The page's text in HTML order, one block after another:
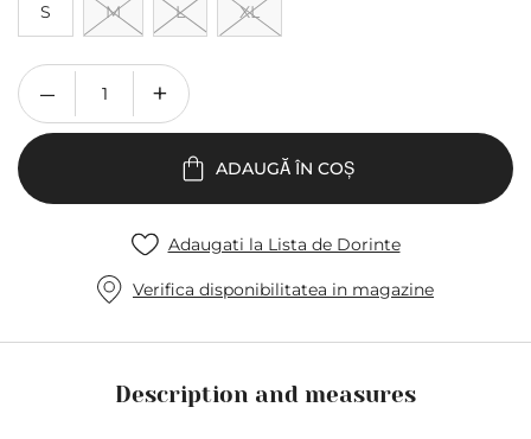
S M L XL
ADAUGĂ ÎN COȘ
Adaugati la Lista de Dorinte
Verifica disponibilitatea in magazine
Description and measures